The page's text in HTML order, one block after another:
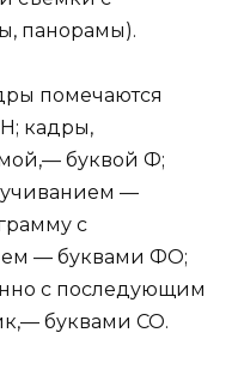
панорамы).
помечаются
кадры,
буквой Ф;
—
с
— буквами ФО;
с последующим
буквами СО.